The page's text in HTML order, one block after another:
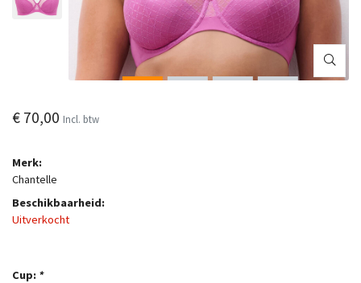
€ 70,00 Incl. btw
Merk:
Chantelle
Beschikbaarheid:
Uitverkocht
Cup: *